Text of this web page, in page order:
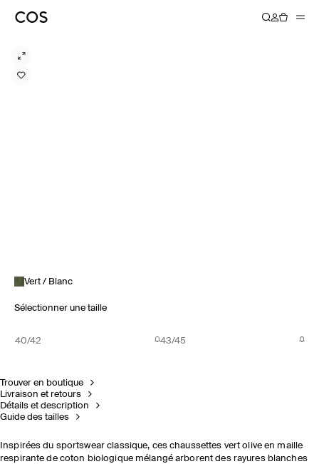
Vert / Blanc
Sélectionner une taille
40/42 43/45
Trouver en boutique
Livraison et retours
Détails et description
Guide des tailles
Inspirées du sportswear classique, ces chaussettes vert olive en maille
respirante de coton biologique mélangé arborent des rayures blanches